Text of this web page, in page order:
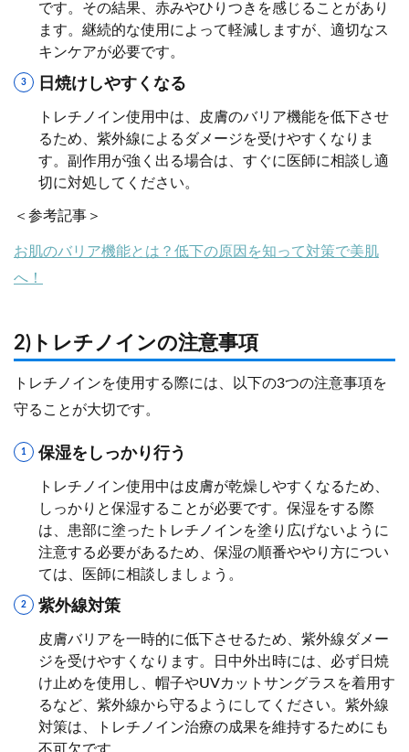
です。その結果、赤みやひりつきを感じることがあり
ます。継続的な使用によって軽減しますが、適切なス
キンケアが必要です。
日焼けしやすくなる
トレチノイン使用中は、皮膚のバリア機能を低下させ
るため、紫外線によるダメージを受けやすくなりま
す。副作用が強く出る場合は、すぐに医師に相談し適
切に対処してください。
＜参考記事＞
お肌のバリア機能とは？低下の原因を知って対策で美肌
へ！
2)トレチノインの注意事項
トレチノインを使用する際には、以下の3つの注意事項を
守ることが大切です。
保湿をしっかり行う
トレチノイン使用中は皮膚が乾燥しやすくなるため、
しっかりと保湿することが必要です。保湿をする際
は、患部に塗ったトレチノインを塗り広げないように
注意する必要があるため、保湿の順番ややり方につい
ては、医師に相談しましょう。
紫外線対策
皮膚バリアを一時的に低下させるため、紫外線ダメー
ジを受けやすくなります。日中外出時には、必ず日焼
け止めを使用し、帽子やUVカットサングラスを着用す
るなど、紫外線から守るようにしてください。紫外線
対策は、トレチノイン治療の成果を維持するためにも